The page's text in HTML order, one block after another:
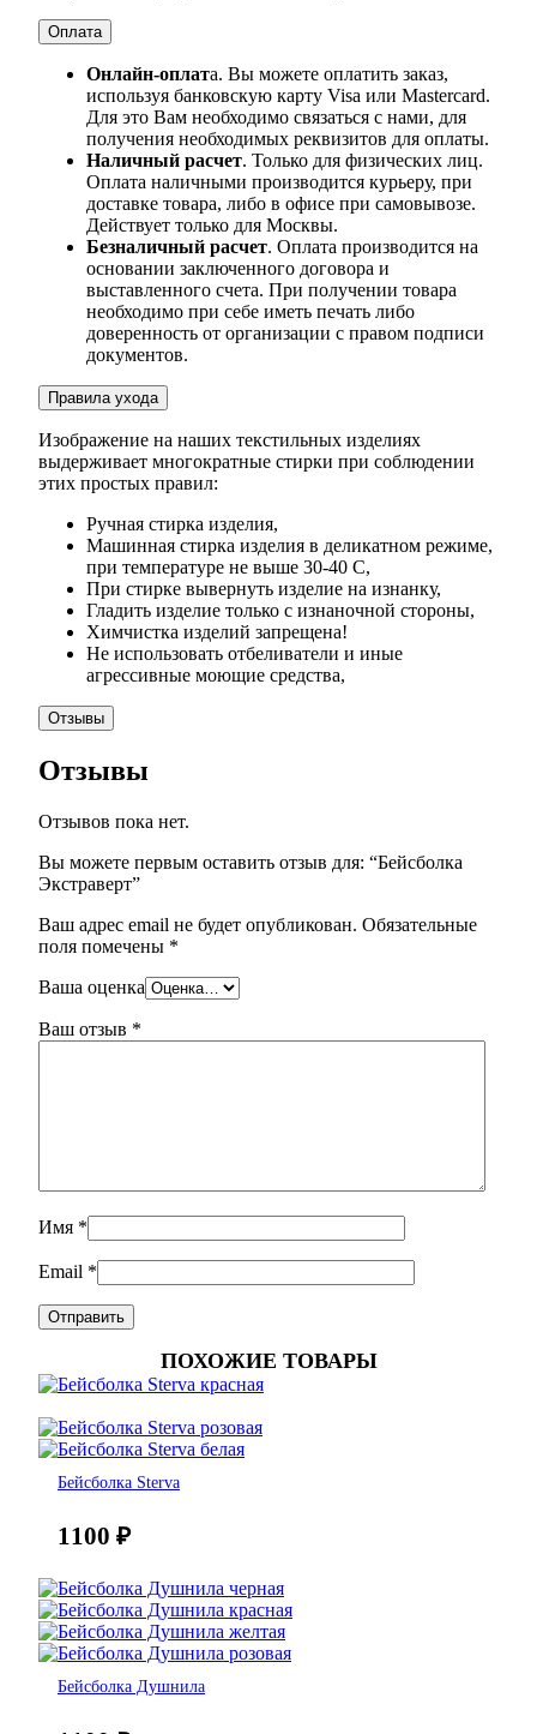
Оплата
Онлайн-оплата. Вы можете оплатить заказ,
используя банковскую карту Visa или Mastercard.
Для это Вам необходимо связаться с нами, для
получения необходимых реквизитов для оплаты.
Наличный расчет. Только для физических лиц.
Оплата наличными производится курьеру, при
доставке товара, либо в офисе при самовывозе.
Действует только для Москвы.
Безналичный расчет. Оплата производится на
основании заключенного договора и
выставленного счета. При получении товара
необходимо при себе иметь печать либо
доверенность от организации с правом подписи
документов.
Правила ухода
Изображение на наших текстильных изделиях
выдерживает многократные стирки при соблюдении
этих простых правил:
Ручная стирка изделия,
Машинная стирка изделия в деликатном режиме,
при температуре не выше 30-40 С,
При стирке вывернуть изделие на изнанку,
Гладить изделие только с изнаночной стороны,
Химчистка изделий запрещена!
Не использовать отбеливатели и иные
агрессивные моющие средства,
Отзывы
Отзывы
Отзывов пока нет.
Вы можете первым оставить отзыв для: “Бейсболка
Экстраверт”
Ваш адрес email не будет опубликован. Обязательные
поля помечены *
Ваша оценка
Ваш отзыв *
Имя *
Email *
ПОХОЖИЕ ТОВАРЫ
Бейсболка Sterva
1100 ₽
Бейсболка Душнила